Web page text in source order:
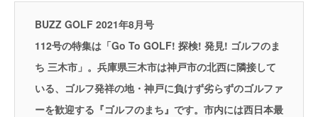
BUZZ GOLF 2021年8月号
112号の特集は「Go To GOLF! 探検! 発見! ゴルフのま
ち 三木市」。兵庫県三木市は神戸市の北西に隣接して
いる、ゴルフ発祥の地・神戸に負けず劣らずのゴルファ
ーを歓迎する『ゴルフのまち』です。市内には西日本最